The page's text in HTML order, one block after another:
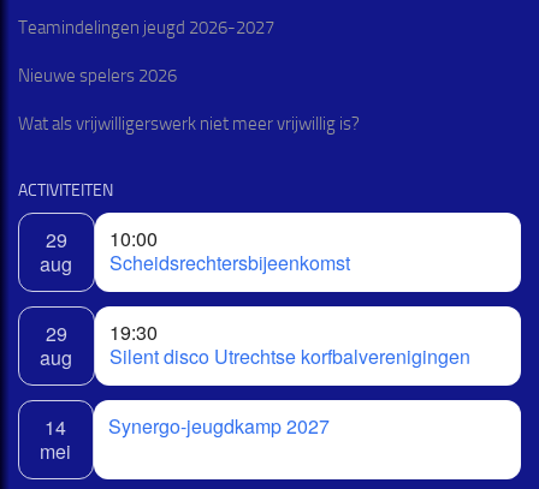
Teamindelingen jeugd 2026-2027
Nieuwe spelers 2026
Wat als vrijwilligerswerk niet meer vrijwillig is?
ACTIVITEITEN
29
aug
10:00
Scheidsrechtersbijeenkomst
29
aug
19:30
Silent disco Utrechtse korfbalverenigingen
14
mei
Synergo-jeugdkamp 2027